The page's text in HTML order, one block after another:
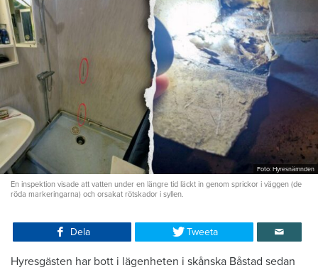
Foto: Hyresnämnden
En inspektion visade att vatten under en längre tid läckt in genom sprickor i väggen (de
röda markeringarna) och orsakat rötskador i syllen.
Dela Tweeta
Hyresgästen har bott i lägenheten i skånska Båstad sedan